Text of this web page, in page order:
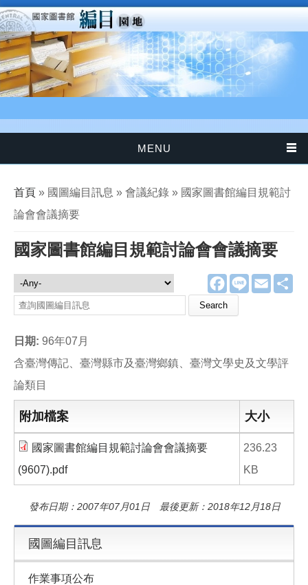
移至主內容
MENU
您在這裡
首頁 » 國圖編目訊息 » 會議紀錄 » 國家圖書館編目規範討
論會會議摘要
國家圖書館編目規範討論會會議摘要
F
a
e
k
L
E
m
國圖編目訊息
Search this site
日期: 96年07月
含臺灣傳記、臺灣縣市及臺灣鄉鎮、臺灣文學史及文學評
論類目
附加檔案 大小
國家圖書館編目規範討論會會議摘要
(9607).pdf
236.23
KB
發布日期：2007年07月01日 最後更新：2018年12月18日
國圖編目訊息
作業事項公布